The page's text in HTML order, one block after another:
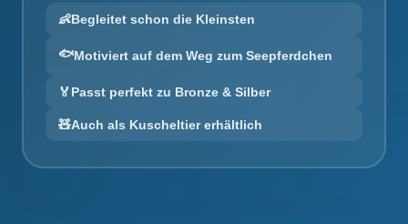
👶Begleitet schon die Kleinsten
🐟Motiviert auf dem Weg zum Seepferdchen
🏅 Passt perfekt zu Bronze & Silber
🧸Auch als Kuscheltier erhältlich